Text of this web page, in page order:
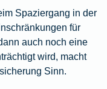
Spaziergang in der
für
auch noch eine
wird, macht
Sinn.